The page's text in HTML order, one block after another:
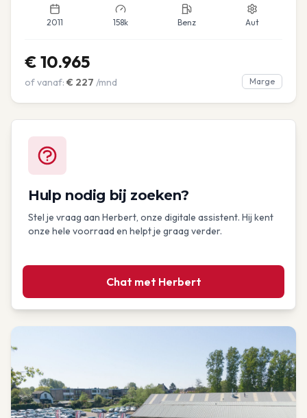
2011 158k Benz Aut
€ 10.965
of vanaf: € 227 /mnd Marge
Hulp nodig bij zoeken?
Stel je vraag aan Herbert, onze digitale assistent. Hij kent
onze hele voorraad en helpt je graag verder.
Chat met Herbert